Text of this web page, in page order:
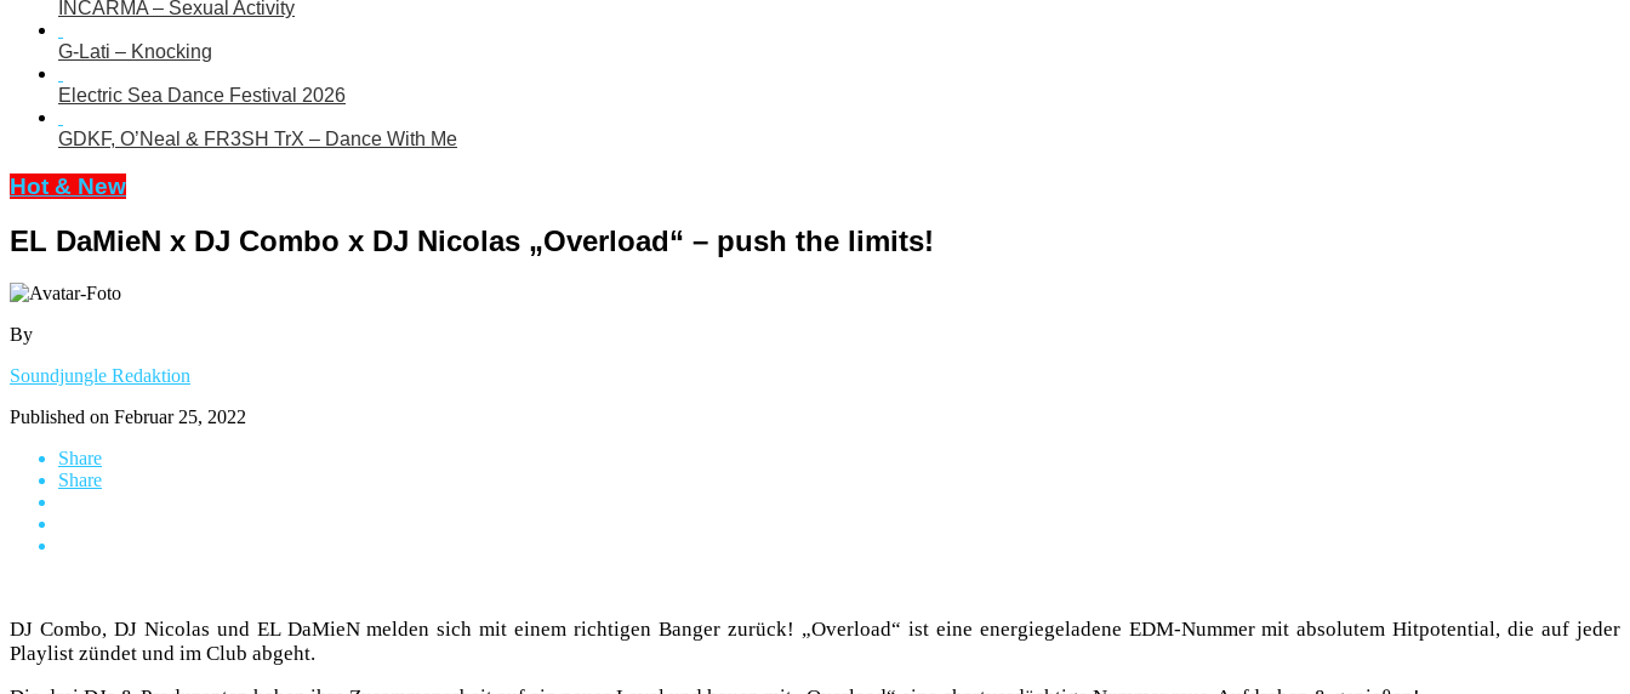
INCARMA – Sexual Activity
G-Lati – Knocking
Electric Sea Dance Festival 2026
GDKF, O’Neal & FR3SH TrX – Dance With Me
Hot & New
EL DaMieN x DJ Combo x DJ Nicolas „Overload“ – push the limits!
By
Soundjungle Redaktion
Published on Februar 25, 2022
Share
Share
DJ Combo, DJ Nicolas und EL DaMieN melden sich mit einem richtigen Banger zurück! „Overload“ ist eine energiegeladene EDM-Nummer mit absolutem Hitpotential, die auf jeder
Playlist zündet und im Club abgeht.